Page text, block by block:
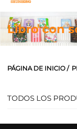
Libro con
PÁGINA DE INICIO/
TODOS LOS